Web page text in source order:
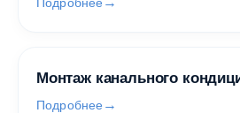
Монтаж канального
Подробнее